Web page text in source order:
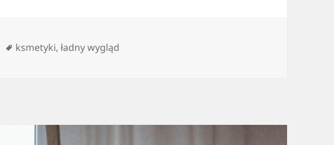
Tagi
ksmetyki,ładny wygląd